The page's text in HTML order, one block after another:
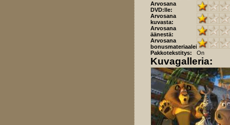
Arvosana
DVD:lle:
Arvosana
kuvasta:
Arvosana
äänestä:
Arvosana
bonusmateriaaleista:
Pakkotekstitys:
On
Kuvagalleria: